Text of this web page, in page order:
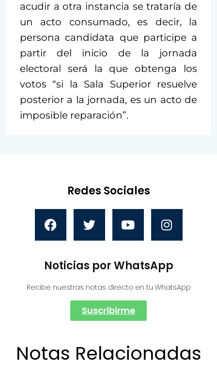
acudir a otra instancia se trataría de
un acto consumado, es decir, la
persona candidata que participe a
partir del inicio de la jornada
electoral será la que obtenga los
votos “si la Sala Superior resuelve
posterior a la jornada, es un acto de
imposible reparación”.
Redes Sociales
Noticias por WhatsApp
Recibe nuestras notas directo en tu WhatsApp
Suscribirme
Notas Relacionadas